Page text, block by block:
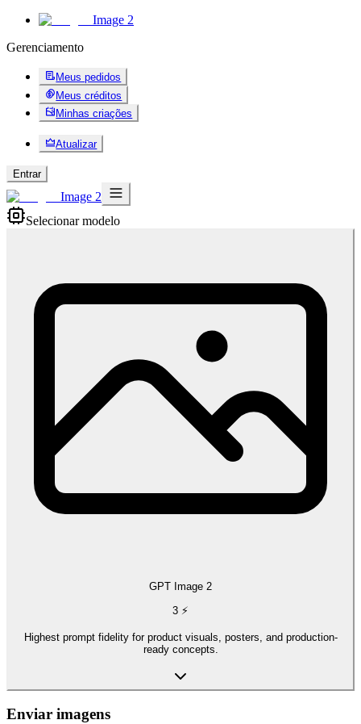
Image 2
Gerenciamento
Meus pedidos
Meus créditos
Minhas criações
Atualizar
Entrar
Image 2
Selecionar modelo
GPT Image 2
3 ⚡
Highest prompt fidelity for product visuals, posters, and production-
ready concepts.
Enviar imagens